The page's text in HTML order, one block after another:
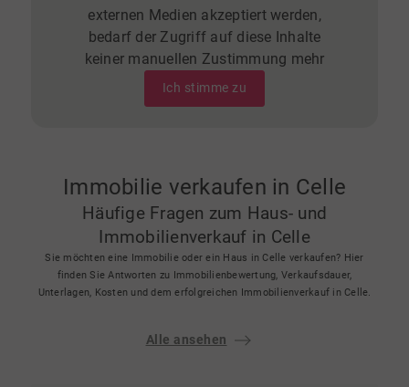
externen Medien akzeptiert werden,
bedarf der Zugriff auf diese Inhalte
keiner manuellen Zustimmung mehr
Ich stimme zu
Immobilie verkaufen in Celle
Häufige Fragen zum Haus- und
Immobilienverkauf in Celle
Sie möchten eine Immobilie oder ein Haus in Celle verkaufen? Hier
finden Sie Antworten zu Immobilienbewertung, Verkaufsdauer,
Unterlagen, Kosten und dem erfolgreichen Immobilienverkauf in Celle.
Alle ansehen